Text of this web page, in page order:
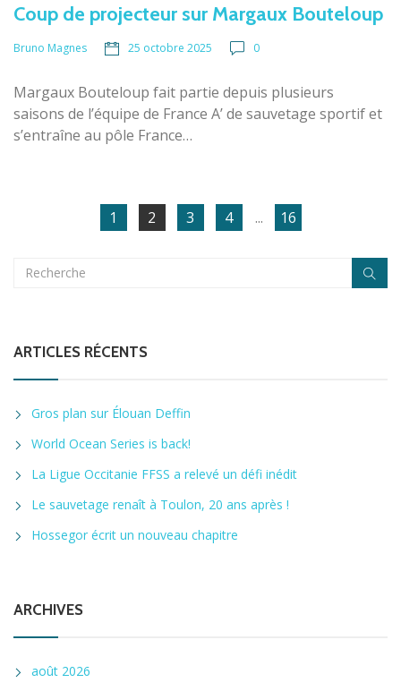
Coup de projecteur sur Margaux Bouteloup
Bruno Magnes 25 octobre 2025 0
Margaux Bouteloup fait partie depuis plusieurs
saisons de l’équipe de France A’ de sauvetage sportif et
s’entraîne au pôle France…
1 2 3 4 ... 16
ARTICLES RÉCENTS
Gros plan sur Élouan Deffin
World Ocean Series is back!
La Ligue Occitanie FFSS a relevé un défi inédit
Le sauvetage renaît à Toulon, 20 ans après !
Hossegor écrit un nouveau chapitre
ARCHIVES
août 2026